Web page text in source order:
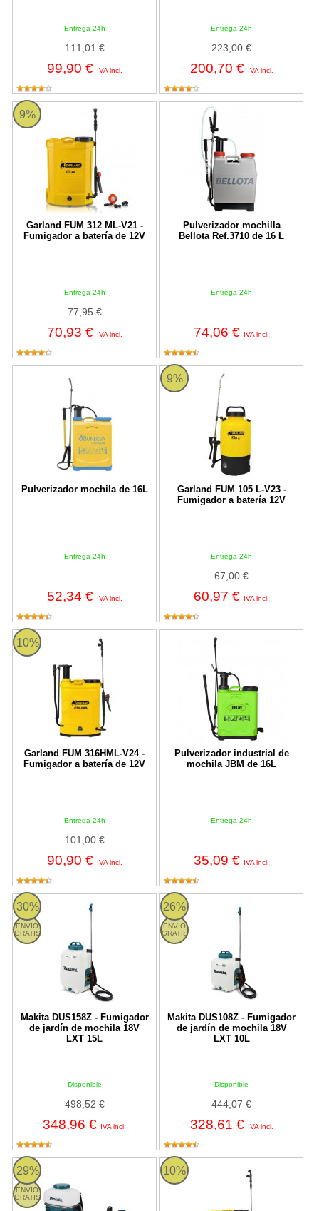
Entrega 24h
111,01 €
99,90 € IVA incl.
Entrega 24h
223,00 €
200,70 € IVA incl.
9%
Garland FUM 312 ML-V21 -
Fumigador a batería de 12V
Entrega 24h
77,95 €
70,93 € IVA incl.
FUM 312 ML-V21 Garland
Pulverizador mochilla
Bellota Ref.3710 de 16 L
Entrega 24h
74,06 € IVA incl.
Pulverizador mochilla Bellota
Pulverizador mochila de 16L
Entrega 24h
52,34 € IVA incl.
9%
Garland FUM 105 L-V23 -
Fumigador a batería 12V
Entrega 24h
67,00 €
60,97 € IVA incl.
FUM 105 L-V23 Garland
10%
Garland FUM 316HML-V24 -
Fumigador a batería de 12V
Entrega 24h
101,00 €
90,90 € IVA incl.
FUM 316HML-V24 Garland
Pulverizador industrial de
mochila JBM de 16L
Entrega 24h
35,09 € IVA incl.
Pulverizador industrial de
30%
ENVIO
GRATIS
Makita DUS158Z - Fumigador
de jardín de mochila 18V
LXT 15L
Disponible
498,52 €
348,96 € IVA incl.
DUS158Z Makita 26%
ENVIO
GRATIS
Makita DUS108Z - Fumigador
de jardín de mochila 18V
LXT 10L
Disponible
444,07 €
328,61 € IVA incl.
DUS108Z Makita
29%
ENVIO
GRATIS
PM001GZ01 Makita 10%
FUM KEEPER 20V 310 M-V23